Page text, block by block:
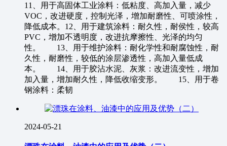
11、用于高固体工业涂料：低粘度、高加入量，减少
VOC，改进硬度，控制光泽，增加耐磨性、可喷涂性，
降低成本。12、用于建筑涂料：耐久性，耐侯性，较高
PVC，增加不透明度，改进抗摩擦性、光泽的均匀
性。 13、用于维护涂料：耐化学性和耐腐蚀性，耐
久性，耐磨性，较低的涂层渗透性，高加入量低成
本。 14、用于胶沾水泥、灰浆：改进流变性，增加
加入量，增加耐久性，降低收缩变形。 15、用于卷
钢涂料：柔韧
2024-05-21